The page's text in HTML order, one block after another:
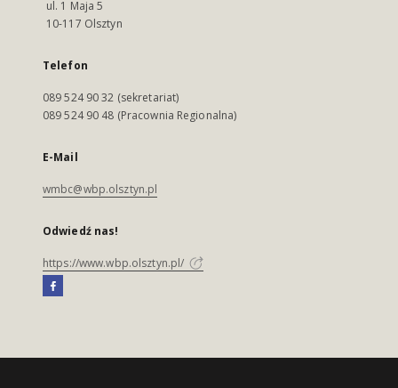
ul. 1 Maja 5
10-117 Olsztyn
Telefon
089 524 90 32 (sekretariat)
089 524 90 48 (Pracownia Regionalna)
E-Mail
wmbc@wbp.olsztyn.pl
Odwiedź nas!
https://www.wbp.olsztyn.pl/